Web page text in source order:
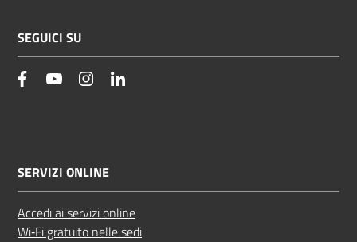
SEGUICI SU
facebookYouTube Instagram
SERVIZI ONLINE
Accedi ai servizi online
Wi‑Fi gratuito nelle sedi